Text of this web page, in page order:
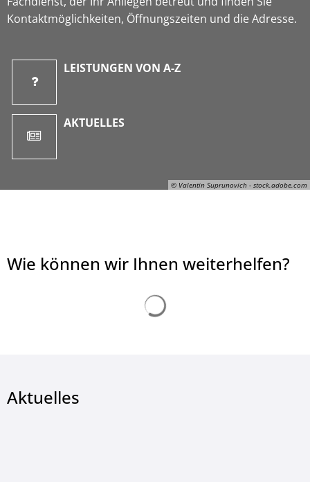
© Valentin Suprunovich - stock.adobe.com
Kontaktmöglichkeiten, Öffnungszeiten und die Adresse.
LEISTUNGEN VON A-Z
AKTUELLES
Wie können wir Ihnen weiterhelfen?
Aktuelles